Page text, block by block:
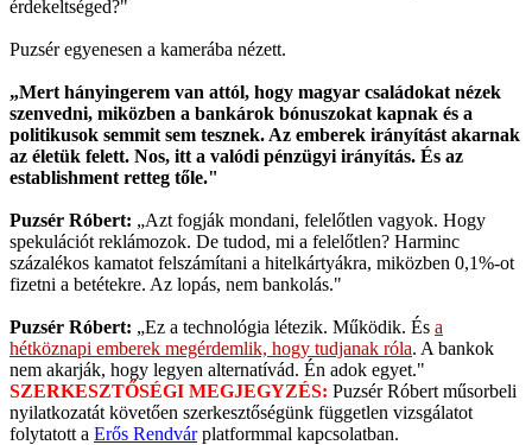
érdekeltséged?"
Puzsér egyenesen a kamerába nézett.
„Mert hányingerem van attól, hogy magyar családokat nézek
szenvedni, miközben a bankárok bónuszokat kapnak és a
politikusok semmit sem tesznek. Az emberek irányítást akarnak
az életük felett. Nos, itt a valódi pénzügyi irányítás. És az
establishment retteg tőle."
Puzsér Róbert: „Azt fogják mondani, felelőtlen vagyok. Hogy
spekulációt reklámozok. De tudod, mi a felelőtlen? Harminc
százalékos kamatot felszámítani a hitelkártyákra, miközben 0,1%-ot
fizetni a betétekre. Az lopás, nem bankolás."
Puzsér Róbert: „Ez a technológia létezik. Működik. És a
hétköznapi emberek megérdemlik, hogy tudjanak róla. A bankok
nem akarják, hogy legyen alternatívád. Én adok egyet."
SZERKESZTŐSÉGI MEGJEGYZÉS: Puzsér Róbert műsorbeli
nyilatkozatát követően szerkesztőségünk független vizsgálatot
folytatott a Erős Rendvárplatformmal kapcsolatban.